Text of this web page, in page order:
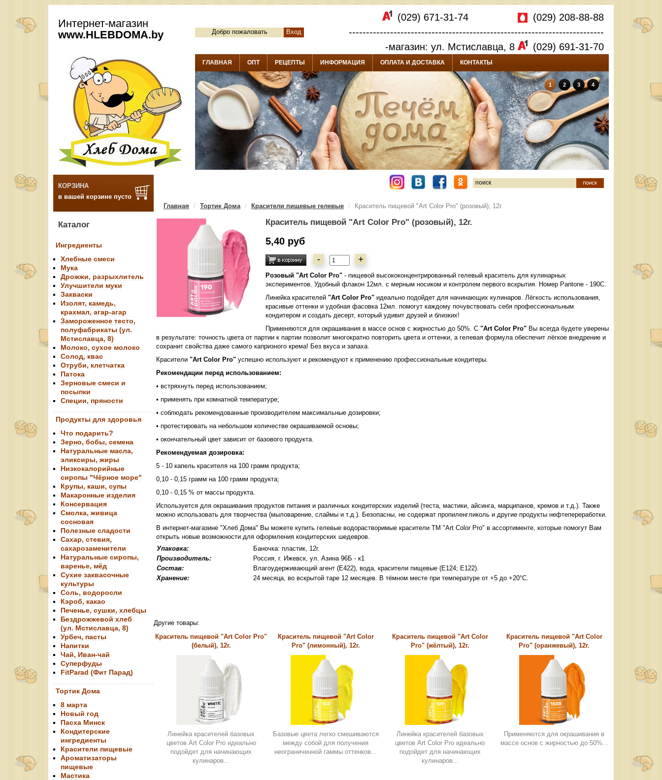
Интернет-магазин
www.HLEBDOMA.by Добро пожаловать Вход
(029) 671-31-74
(029) 208-88-88
--------------------------------------------------------------------------
-магазин: ул. Мстиславца, 8
(029) 691-31-70
ГЛАВНАЯ ОПТ РЕЦЕПТЫ ИНФОРМАЦИЯ ОПЛАТА И ДОСТАВКА КОНТАКТЫ
1 2 3 4
КОРЗИНА
в вашей корзине пусто
Каталог
Ингредиенты
Хлебные смеси
Мука
Дрожжи, разрыхлитель
Улучшители муки
Закваски
Изолят, камедь,
крахмал, агар-агар
Замороженное тесто,
полуфабрикаты (ул.
Мстиславца, 8)
Молоко, сухое молоко
Солод, квас
Отруби, клетчатка
Патока
Зерновые смеси и
посыпки
Специи, пряности
Продукты для здоровья
Что подарить?
Зерно, бобы, семена
Натуральные масла,
эликсиры, жиры
Низкокалорийные
сиропы "Чёрное море"
Крупы, каши, супы
Макаронные изделия
Консервация
Смолка, живица
сосновая
Полезные сладости
Сахар, стевия,
сахарозаменители
Натуральные сиропы,
варенье, мёд
Сухие заквасочные
культуры
Соль, водоросли
Кэроб, какао
Печенье, сушки, хлебцы
Бездрожжевой хлеб
(ул. Мстиславца, 8)
Урбеч, пасты
Напитки
Чай, Иван-чай
Суперфуды
FitParad (Фит Парад)
Тортик Дома
8 марта
Новый год
Пасха Минск
Кондитерские
ингредиенты
Красители пищевые
Ароматизаторы
пищевые
Мастика
Главная Тортик Дома Красители пищевые гелевые Краситель пищевой "Art Color Pro" (розовый), 12г.
Краситель пищевой "Art Color Pro" (розовый), 12г.
5,40 руб
- +
Розовый "Art Color Pro" - пищевой высококонцентрированный гелевый краситель для кулинарных
экспериментов. Удобный флакон 12мл. с мерным носиком и контролем первого вскрытия. Номер Pantone - 190C.
Линейка красителей "Art Color Pro" идеально подойдет для начинающих кулинаров. Лёгкость использования,
красивые оттенки и удобная фасовка 12мл. помогут каждому почувствовать себя профессиональным
кондитером и создать десерт, который удивит друзей и близких!
Применяются для окрашивания в массе основ с жирностью до 50%. С "Art Color Pro" Вы всегда будете уверены
в результате: точность цвета от партии к партии позволит многократно повторить цвета и оттенки, а гелевая формула обеспечит лёгкое внедрение и
сохранит свойства даже самого капризного крема! Без вкуса и запаха.
Красители "Art Color Pro" успешно используют и рекомендуют к применению профессиональные кондитеры.
Рекомендации перед использованием:
• встряхнуть перед использованием;
• применять при комнатной температуре;
• соблюдать рекомендованные производителем максимальные дозировки;
• протестировать на небольшом количестве окрашиваемой основы;
• окончательный цвет зависит от базового продукта.
Рекомендуемая дозировка:
5 - 10 капель красителя на 100 грамм продукта;
0,10 - 0,15 грамм на 100 грамм продукта;
0,10 - 0,15 % от массы продукта.
Используется для окрашивания продуктов питания и различных кондитерских изделий (теста, мастики, айсинга, марципанов, кремов и т.д.). Также
можно использовать для творчества (мыловарение, слаймы и т.д.). Безопасны, не содержат пропиленгликоль и другие продукты нефтепереработки.
В интернет-магазине "Хлеб Дома" Вы можете купить гелевые водорастворимые красители ТМ "Art Color Pro" в ассортименте, которые помогут Вам
открыть новые возможности для оформления кондитерских шедевров.
Упаковка:
Баночка: пластик, 12г.
Производитель:
Россия, г. Ижевск, ул. Азина 96Б - к1
Состав:
Влагоудерживающий агент (Е422), вода, красители пищевые (Е124; Е122).
Хранение:
24 месяца, во вскрытой таре 12 месяцев. В тёмном месте при температуре от +5 до +20°С.
Другие товары:
Краситель пищевой "Art Color Pro"
(белый), 12г.
Линейка красителей базовых
цветов Art Color Pro идеально
подойдет для начинающих
кулинаров...
Краситель пищевой "Art Color
Pro" (лимонный), 12г.
Базовые цвета легко смешиваются
между собой для получения
неограниченной гаммы оттенков...
Краситель пищевой "Art Color
Pro" (жёлтый), 12г.
Линейка красителей базовых
цветов Art Color Pro идеально
подойдет для начинающих
кулинаров...
Краситель пищевой "Art Color
Pro" (оранжевый), 12г.
Применяются для окрашивания в
массе основ с жирностью до 50%...